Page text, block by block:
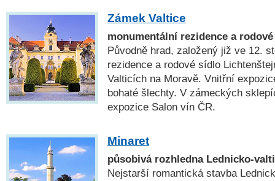
Zámek Valtice
monumentální rezidence a
Původně hrad, založený již ve 12.
rezidence a rodové sídlo
Valticích na Moravě. Vnitřní
bohaté šlechty. V zámeckých
expozice Salon vín ČR.
Minaret
působivá rozhledna Lednicko-
Nejstarší romantická stavba